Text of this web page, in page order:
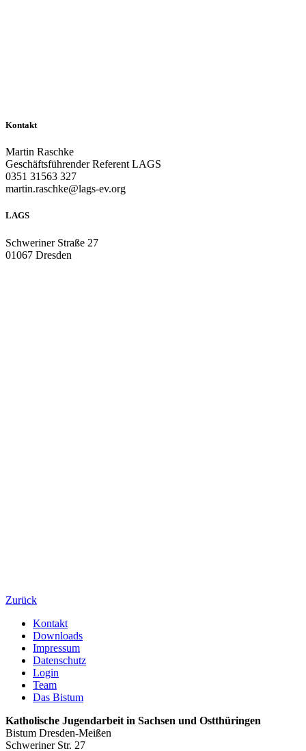
Kontakt
Martin Raschke
Geschäftsführender Referent LAGS
0351 31563 327
martin.raschke@lags-ev.org
LAGS
Schweriner Straße 27
01067 Dresden
Zurück
Kontakt
Downloads
Impressum
Datenschutz
Login
Team
Das Bistum
Katholische Jugendarbeit in Sachsen und Ostthüringen
Bistum Dresden-Meißen
Schweriner Str. 27